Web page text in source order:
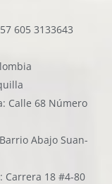
605 3133643
Calle 68 Número
Abajo Suan-
Carrera 18 #4-80